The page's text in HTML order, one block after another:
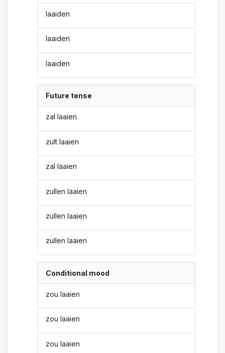
laaiden
laaiden
laaiden
Future tense
zal laaien
zult laaien
zal laaien
zullen laaien
zullen laaien
zullen laaien
Conditional mood
zou laaien
zou laaien
zou laaien